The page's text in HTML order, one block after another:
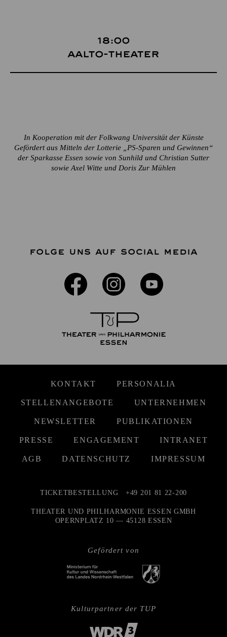
18:00
Aalto-Theater
In Kooperation mit der Folkwang Universität der Künste
Gefördert aus Mitteln der Lotterie „PS-Sparen und Gewinnen“
der Sparkasse Essen sowie von Sunhild und Christian Sutter
sowie Axel Witte und Doris Zur Mühlen
FOLGE UNS AUF SOCIAL MEDIA
KONTAKT PERSONALIA
STELLENANGEBOTE UNTERNEHMEN
NEWSLETTER PUBLIKATIONEN
PRESSE ENGAGEMENT INTRANET
AGB DATENSCHUTZ IMPRESSUM
Gefördert von
TICKETBESTELLUNG +49 201 81 22-200
THEATER UND PHILHARMONIE ESSEN GMBH
OPERNPLATZ 10 — 45128 ESSEN
Kulturpartner der TUP